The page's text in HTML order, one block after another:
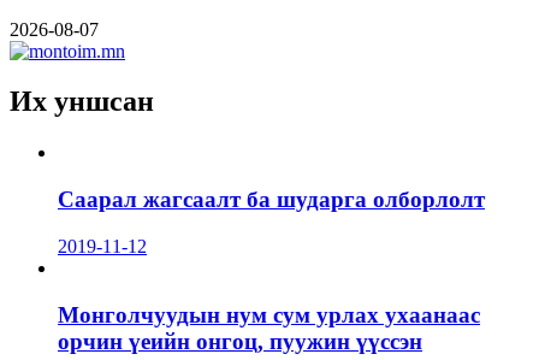
2026-08-07
Их уншсан
Саарал жагсаалт ба шударга олборлолт
2019-11-12
Монголчуудын нум сум урлах ухаанаас
орчин үеийн онгоц, пуужин үүссэн